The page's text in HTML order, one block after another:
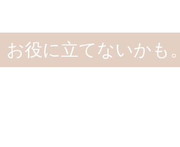
役に立てないかも